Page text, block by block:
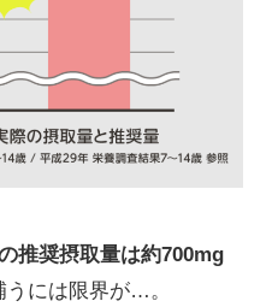
推奨摂取量は約700mg
には限界が…。